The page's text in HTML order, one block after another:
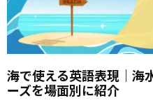
海で使える英語表現｜海
ーズを場面別に紹介